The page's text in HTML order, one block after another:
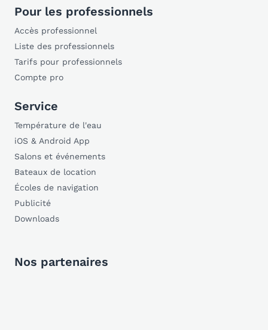
Pour les professionnels
Accès professionnel
Liste des professionnels
Tarifs pour professionnels
Compte pro
Service
Température de l'eau
iOS & Android App
Salons et événements
Bateaux de location
Écoles de navigation
Publicité
Downloads
Nos partenaires